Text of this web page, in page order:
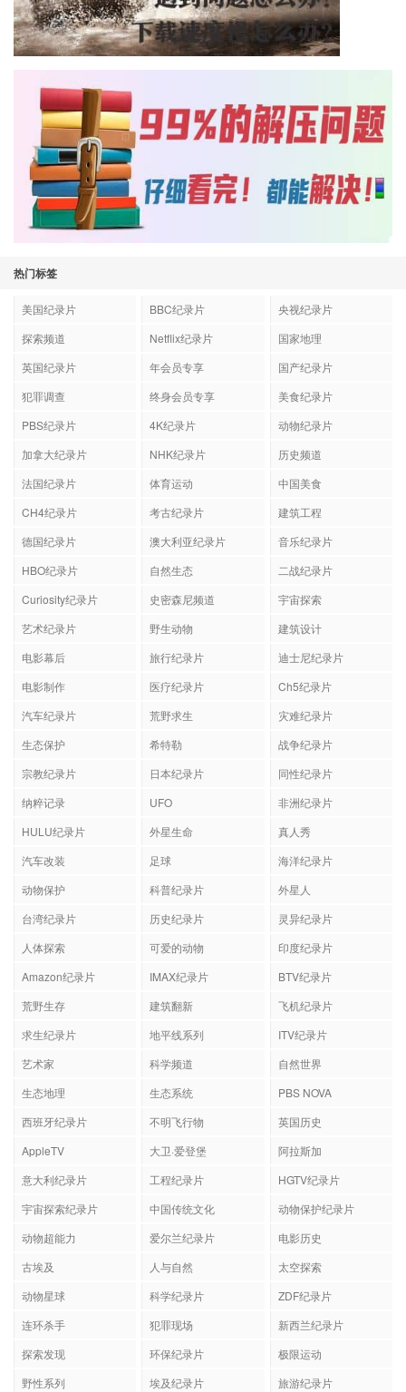
热门标签
美国纪录片 BBC纪录片
央视纪录片
探索频道
Netflix纪录片
国家地理
英国纪录片
年会员专享
国产纪录片
犯罪调查
终身会员专享
美食纪录片
PBS纪录片
4K纪录片
动物纪录片
加拿大纪录片
NHK纪录片
历史频道
法国纪录片
体育运动
中国美食
CH4纪录片
考古纪录片
建筑工程
德国纪录片
澳大利亚纪录片
音乐纪录片
HBO纪录片
自然生态
二战纪录片
Curiosity纪录片
史密森尼频道
宇宙探索
艺术纪录片
野生动物
建筑设计
电影幕后
旅行纪录片
迪士尼纪录片
电影制作
医疗纪录片
Ch5纪录片
汽车纪录片
荒野求生
灾难纪录片
生态保护
希特勒
战争纪录片
宗教纪录片
日本纪录片
同性纪录片
纳粹记录
UFO
非洲纪录片
HULU纪录片
外星生命
真人秀
汽车改装
足球
海洋纪录片
动物保护
科普纪录片
外星人
台湾纪录片
历史纪录片
灵异纪录片
人体探索
可爱的动物
印度纪录片
Amazon纪录片
IMAX纪录片
BTV纪录片
荒野生存
建筑翻新
飞机纪录片
求生纪录片
地平线系列
ITV纪录片
艺术家
科学频道
自然世界
生态地理
生态系统
PBS NOVA
西班牙纪录片
不明飞行物
英国历史
AppleTV
大卫·爱登堡
阿拉斯加
意大利纪录片
工程纪录片
HGTV纪录片
宇宙探索纪录片
中国传统文化
动物保护纪录片
动物超能力
爱尔兰纪录片
电影历史
古埃及
人与自然
太空探索
动物星球
科学纪录片
ZDF纪录片
连环杀手
犯罪现场
新西兰纪录片
探索发现
环保纪录片
极限运动
野性系列
埃及纪录片
旅游纪录片